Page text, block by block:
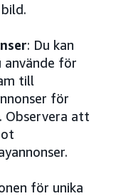
: Du kan
använde för
till
för
Observera att
för unika